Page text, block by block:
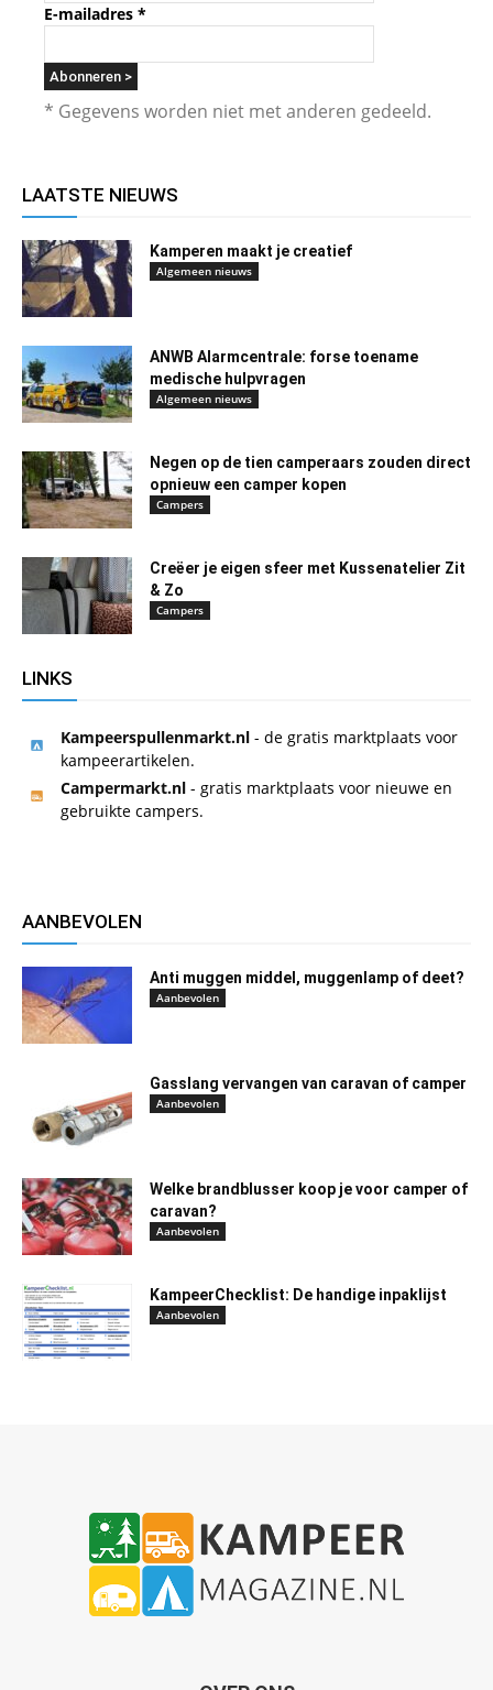
E-mailadres *
* Gegevens worden niet met anderen gedeeld.
LAATSTE NIEUWS
Kamperen maakt je creatief
Algemeen nieuws
ANWB Alarmcentrale: forse toename
medische hulpvragen
Algemeen nieuws
Negen op de tien camperaars zouden direct
opnieuw een camper kopen
Campers
Creëer je eigen sfeer met Kussenatelier Zit
& Zo
Campers
LINKS
Kampeerspullenmarkt.nl - de gratis marktplaats voor
kampeerartikelen.
Campermarkt.nl - gratis marktplaats voor nieuwe en
gebruikte campers.
AANBEVOLEN
Anti muggen middel, muggenlamp of deet?
Aanbevolen
Gasslang vervangen van caravan of camper
Aanbevolen
Welke brandblusser koop je voor camper of
caravan?
Aanbevolen
KampeerChecklist: De handige inpaklijst
Aanbevolen